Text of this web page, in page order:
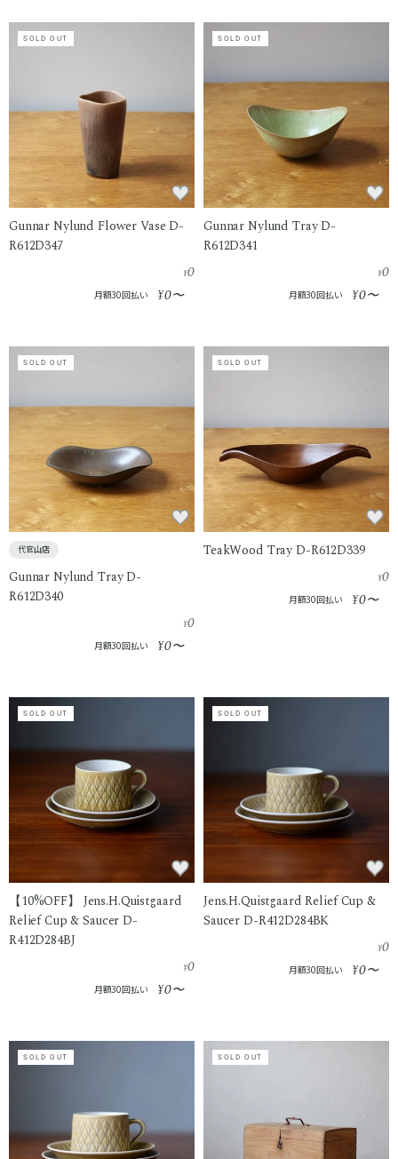
SOLD OUT
Gunnar Nylund Flower Vase D-
R612D347
¥0
月額30回払い ¥0〜
SOLD OUT
Gunnar Nylund Tray D-
R612D341
¥0
月額30回払い ¥0〜
SOLD OUT
代官山店
Gunnar Nylund Tray D-
R612D340
¥0
月額30回払い ¥0〜
SOLD OUT
TeakWood Tray D-R612D339
¥0
月額30回払い ¥0〜
SOLD OUT
【10%OFF】 Jens.H.Quistgaard
Relief Cup & Saucer D-
R412D284BJ
¥0
月額30回払い ¥0〜
SOLD OUT
Jens.H.Quistgaard Relief Cup &
Saucer D-R412D284BK
¥0
月額30回払い ¥0〜
SOLD OUT SOLD OUT